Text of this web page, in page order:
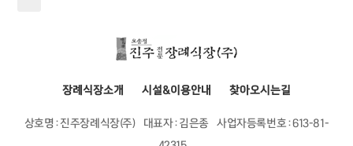
장례식장소개 시설&이용안내 찾아오시는길
상호명 : 진주장례식장(주) 대표자 : 김은종 사업자등록번호 : 613-81-